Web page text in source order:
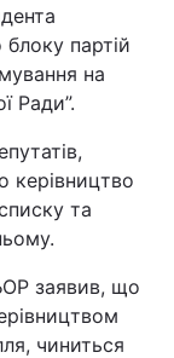
партій
на
Ради”.
керівництво
та
заявив, що
чиниться